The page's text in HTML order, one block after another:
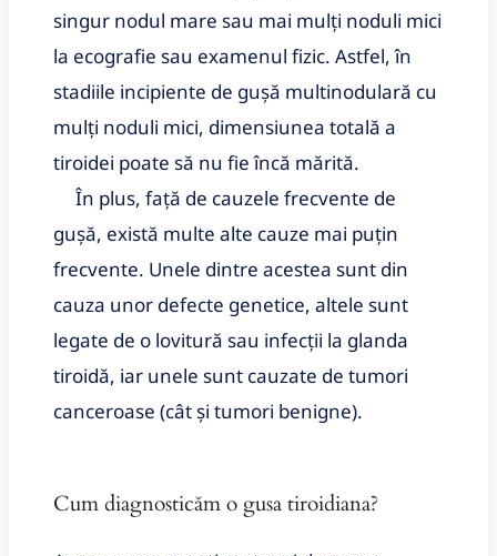
singur nodul mare sau mai mulți noduli mici
la ecografie sau examenul fizic. Astfel, în
stadiile incipiente de gușă multinodulară cu
mulți noduli mici, dimensiunea totală a
tiroidei poate să nu fie încă mărită.
În plus, față de cauzele frecvente de
gușă, există multe alte cauze mai puțin
frecvente. Unele dintre acestea sunt din
cauza unor defecte genetice, altele sunt
legate de o lovitură sau infecții la glanda
tiroidă, iar unele sunt cauzate de tumori
canceroase (cât și tumori benigne).
Cum diagnosticăm o gusa tiroidiana?